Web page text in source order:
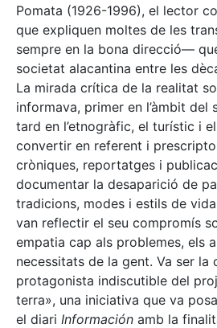
Pomata (1926-1996), el lector
que expliquen moltes de les
sempre en la bona direcció—
societat alacantina entre les
La mirada crítica de la realitat
informava, primer en l’àmbit del
tard en l’etnogràfic, el turístic i
convertir en referent i
cròniques, reportatges i
documentar la desaparició de
tradicions, modes i estils de
van reflectir el seu compromís
empatia cap als problemes, els
necessitats de la gent. Va ser la
protagonista indiscutible del
terra», una iniciativa que va
el diari Información amb la